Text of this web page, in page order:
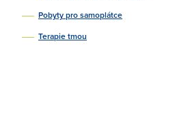
Pobyty pro samoplátce
Terapie tmou